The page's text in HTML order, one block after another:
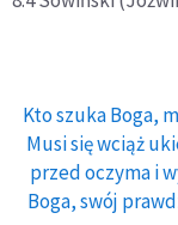
Kto szuka Boga,
Musi się wciąż
przed oczyma i
Boga, swój